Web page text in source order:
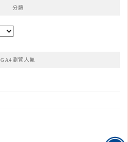
分類
GA4瀏覽人氣